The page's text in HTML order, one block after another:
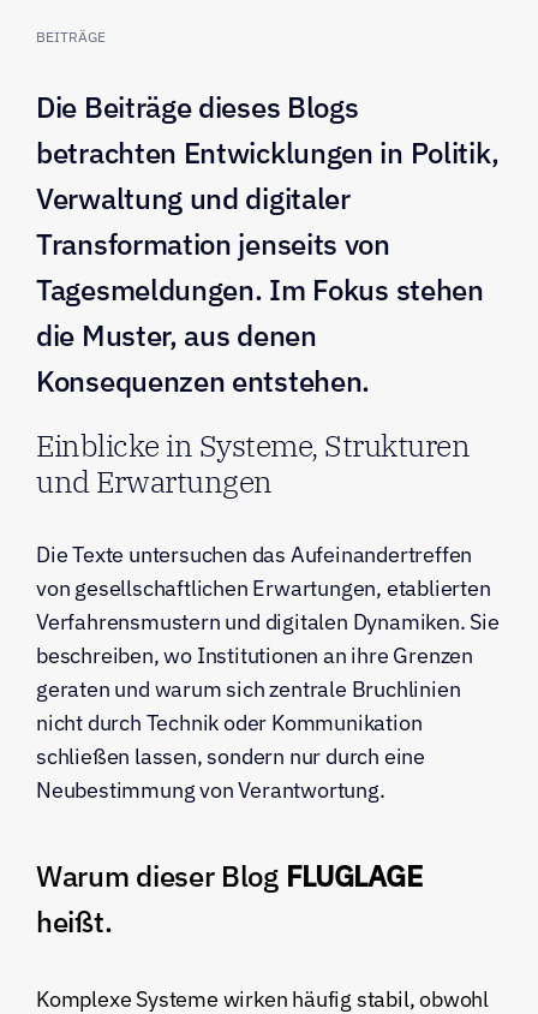
BEITRÄGE
Die Beiträge dieses Blogs
betrachten Entwicklungen in Politik,
Verwaltung und digitaler
Transformation jenseits von
Tagesmeldungen. Im Fokus stehen
die Muster, aus denen
Konsequenzen entstehen.
Einblicke in Systeme, Strukturen
und Erwartungen
Die Texte untersuchen das Aufeinandertreffen
von gesellschaftlichen Erwartungen, etablierten
Verfahrensmustern und digitalen Dynamiken. Sie
beschreiben, wo Institutionen an ihre Grenzen
geraten und warum sich zentrale Bruchlinien
nicht durch Technik oder Kommunikation
schließen lassen, sondern nur durch eine
Neubestimmung von Verantwortung.
Warum dieser Blog FLUGLAGE
heißt.
Komplexe Systeme wirken häufig stabil, obwohl